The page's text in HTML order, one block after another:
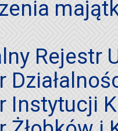
Rejestr
Instytucji